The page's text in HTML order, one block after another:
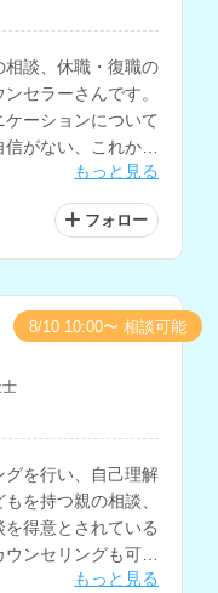
談、休職・復職の
セラーさんです。
ーションについて
がない、これから
まれている方にもお
もっと見る
フォロー
グを行い、自己理解
を持つ親の相談、
得意とされている
ンセリングも可能
グなどの経験もお持
もっと見る
8/10 10:00〜 相談可能